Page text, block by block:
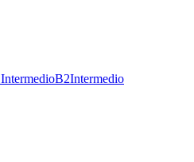
IntermedioB2Intermedio